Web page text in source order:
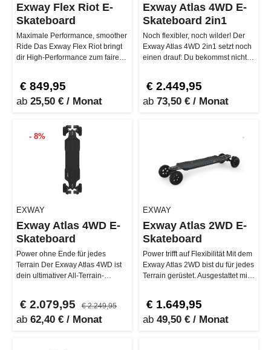
Exway Flex Riot E-
Skateboard
Maximale Performance, smoother
Ride Das Exway Flex Riot bringt
dir High-Performance zum fairen
€ 849,95
ab 25,50 € / Monat
Exway Atlas 4WD E-
Skateboard 2in1
Noch flexibler, noch wilder! Der
Exway Atlas 4WD 2in1 setzt noch
einen drauf: Du bekommst nicht
€ 2.449,95
ab 73,50 € / Monat
- 8%
EXWAY
Exway Atlas 4WD E-
Skateboard
Power ohne Ende für jedes
Terrain Der Exway Atlas 4WD ist
dein ultimativer All-Terrain-
€ 2.079,95 € 2.249,95
ab 62,40 € / Monat
EXWAY
Exway Atlas 2WD E-
Skateboard
Power trifft auf Flexibilität Mit dem
Exway Atlas 2WD bist du für jedes
Terrain gerüstet. Ausgestattet mit
€ 1.649,95
ab 49,50 € / Monat